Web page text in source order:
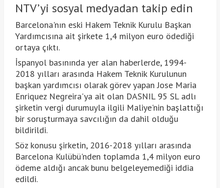
NTV’yi sosyal medyadan takip edin
Barcelona'nın eski Hakem Teknik Kurulu Başkan
Yardımcısına ait şirkete 1,4 milyon euro ödediği
ortaya çıktı.
İspanyol basınında yer alan haberlerde, 1994-
2018 yılları arasında Hakem Teknik Kurulunun
başkan yardımcısı olarak görev yapan Jose Maria
Enriquez Negreira'ya ait olan DASNIL 95 SL adlı
şirketin vergi durumuyla ilgili Maliye'nin başlattığı
bir soruşturmaya savcılığın da dahil olduğu
bildirildi.
Söz konusu şirketin, 2016-2018 yılları arasında
Barcelona Kulübü'nden toplamda 1,4 milyon euro
ödeme aldığı ancak bunu belgeleyemediği iddia
edildi.